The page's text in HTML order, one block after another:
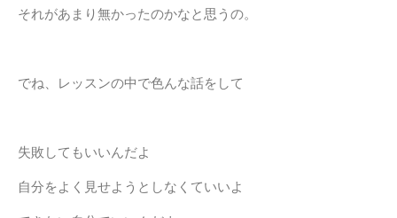
それがあまり無かったのかなと思うの。
でね、レッスンの中で色んな話をして
失敗してもいいんだよ
自分をよく見せようとしなくていいよ